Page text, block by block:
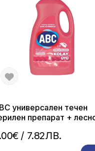
/ 7.82ЛВ.
универсален течен
препарат +